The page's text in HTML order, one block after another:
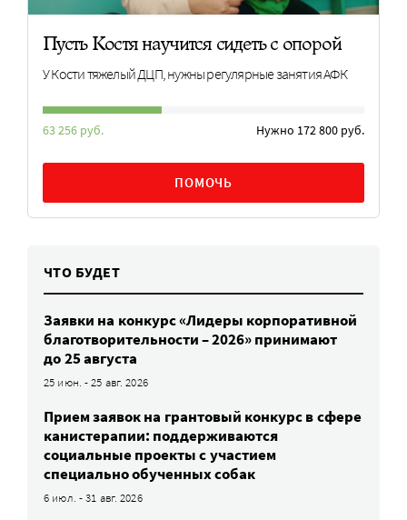
Пусть Костя научится сидеть с опорой
У Кости тяжелый ДЦП, нужны регулярные занятия АФК
63 256 руб. Нужно 172 800 руб.
ПОМОЧЬ
ЧТО БУДЕТ
Заявки на конкурс «Лидеры корпоративной
благотворительности – 2026» принимают
до 25 августа
25 июн. - 25 авг. 2026
Прием заявок на грантовый конкурс в сфере
канистерапии: поддерживаются
социальные проекты с участием
специально обученных собак
6 июл. - 31 авг. 2026